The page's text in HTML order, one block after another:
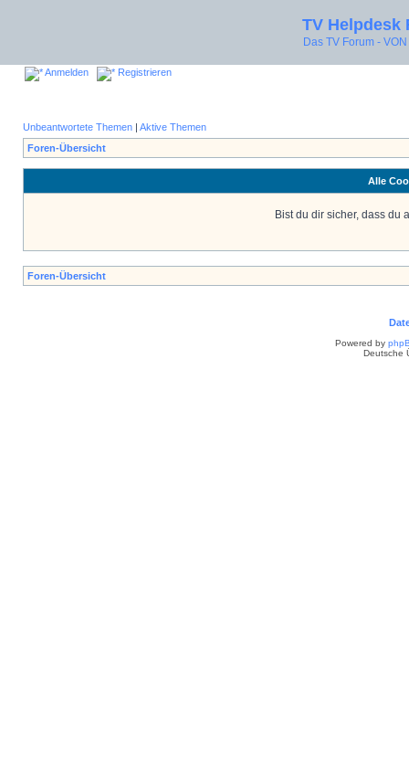
TV Helpdesk
Das TV Forum -
Anmelden Registrieren
Unbeantwortete Themen | Aktive Themen
Foren-Übersicht
Alle
Bist du dir sicher, dass du
Foren-Übersicht
Powered by
Deutsche